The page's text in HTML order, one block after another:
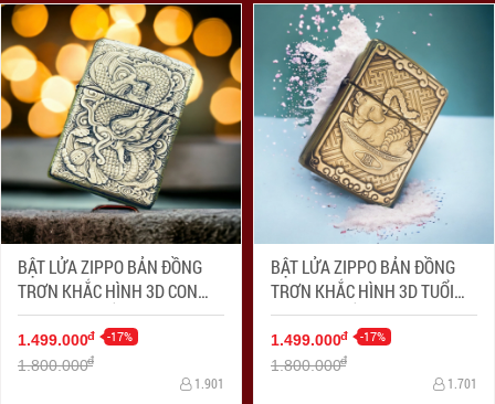
BẬT LỬA ZIPPO BẢN ĐỒNG
TRƠN KHẮC HÌNH 3D CON
RỒNG SIÊU SẮC NÉT
1.499.000đ -17%
1.800.000đ
1.901
BẬT LỬA ZIPPO BẢN ĐỒNG
TRƠN KHẮC HÌNH 3D TUỔI
LỢN SIÊU SẮC NÉT
1.499.000đ -17%
1.800.000đ
1.701